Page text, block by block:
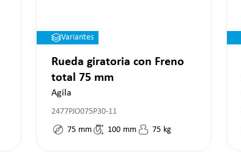
Variantes
Rueda giratoria con Freno
total 75 mm
Agila
2477PJO075P30-11
75 mm 100 mm 75 kg